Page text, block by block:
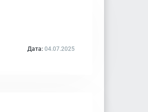
Дата: 04.07.2025